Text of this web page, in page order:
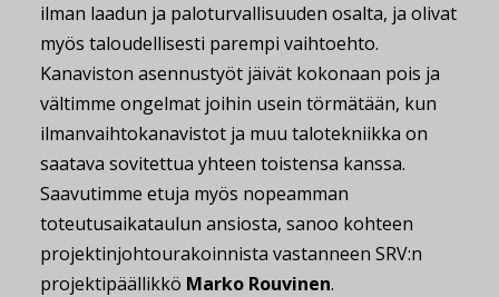
ilman laadun ja paloturvallisuuden osalta, ja olivat
myös taloudellisesti parempi vaihtoehto.
Kanaviston asennustyöt jäivät kokonaan pois ja
vältimme ongelmat joihin usein törmätään, kun
ilmanvaihtokanavistot ja muu talotekniikka on
saatava sovitettua yhteen toistensa kanssa.
Saavutimme etuja myös nopeamman
toteutusaikataulun ansiosta, sanoo kohteen
projektinjohtourakoinnista vastanneen SRV:n
projektipäällikkö Marko Rouvinen.